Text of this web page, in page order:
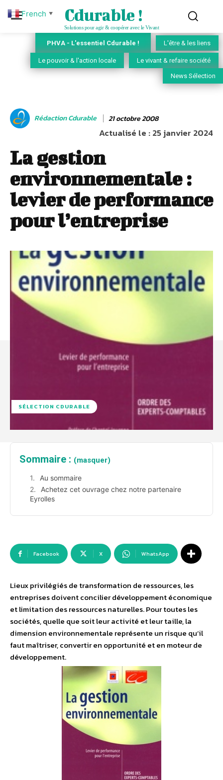
Cdurable !
Solutions pour agir & coopérer avec le Vivant
PHVA - L'essentiel Cdurable ! L'être & les liens
Le pouvoir & l'action locale Le vivant & refaire société
News Sélection
Rédaction Cdurable 21 octobre 2008
Actualisé le :25 janvier 2024
La gestion
environnementale :
levier de performance
pour l’entreprise
SÉLECTION CDURABLE
Sommaire : (masquer)
Au sommaire
Achetez cet ouvrage chez notre partenaire
Eyrolles
Facebook X WhatsApp
Lieux privilégiés de transformation de ressources, les
entreprises doivent concilier développement économique
et limitation des ressources naturelles. Pour toutes les
sociétés, quelle que soit leur activité et leur taille, la
dimension environnementale représente un risque qu’il
faut maîtriser, convertir en opportunité et en moteur de
développement.
French ▼